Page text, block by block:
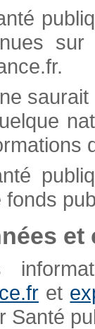
et
et
Santé